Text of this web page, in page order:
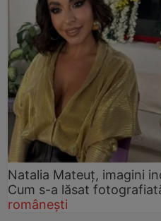
Natalia Mateuț, imagini
Cum s-a lăsat
românești